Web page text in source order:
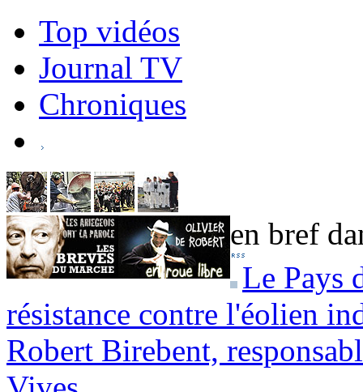
Top vidéos
Journal TV
Chroniques
en bref
Le Pays
résistance contre l'éolien
Robert Birebent,